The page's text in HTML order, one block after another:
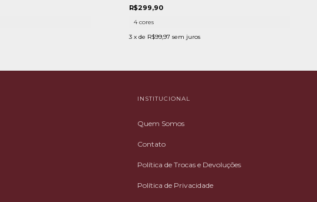
R$299,90
4 cores
3 x de R$99,97 sem juros
INSTITUCIONAL
Quem Somos
Contato
Política de Trocas e Devoluções
Política de Privacidade